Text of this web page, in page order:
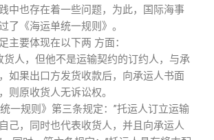
也存在着一些问题，为此，国际海事
了《海运单统一规则》。
要体现在以下两 方面：
货人，但他不是运输契约的订约人，与承
如果出口方发货收款后，向承运人书面
则原收货人无诉讼权。
规则》第三条规定：”托运人订立运输
己，同时也代表收货人，并且向承运人